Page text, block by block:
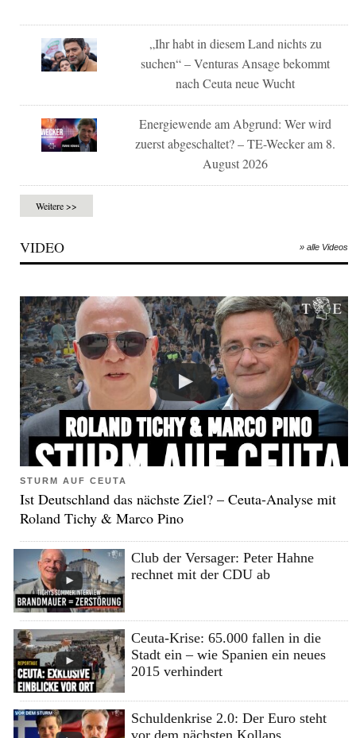
„Ihr habt in diesem Land nichts zu
suchen“ – Venturas Ansage bekommt
nach Ceuta neue Wucht
Energiewende am Abgrund: Wer wird
zuerst abgeschaltet? – TE-Wecker am 8.
August 2026
Weitere >>
VIDEO » alle Videos
STURM AUF CEUTA
Ist Deutschland das nächste Ziel? – Ceuta-Analyse mit
Roland Tichy & Marco Pino
Club der Versager: Peter Hahne
rechnet mit der CDU ab
Ceuta-Krise: 65.000 fallen in die
Stadt ein – wie Spanien ein neues
2015 verhindert
Schuldenkrise 2.0: Der Euro steht
vor dem nächsten Kollaps